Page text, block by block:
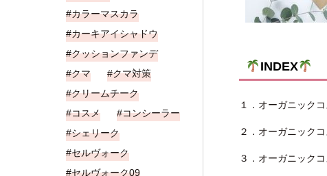
INDEX
１．オーガニック
２．オーガニック
３．オーガニック
カラーマスカラ
カーキアイシャドウ
クッションファンデ
クマ
クマ対策
クリームチーク
コスメ
コンシーラー
シェリーク
セルヴォーク
セルヴォーク09